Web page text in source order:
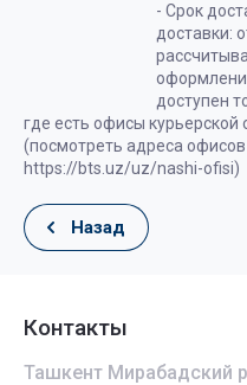
- Срок
доставки:
доступен
где есть офисы курьерской
(посмотреть адреса
https://bts.uz/uz/nashi-ofisi)
Назад
Контакты
Ташкент Мирабадский